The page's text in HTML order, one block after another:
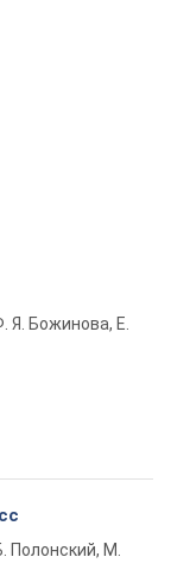
Я. Божинова, Е.
Полонский, М.